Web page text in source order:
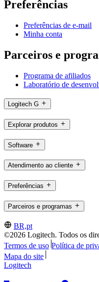
Preferências
Preferências de e-mail
Minha conta
Parceiros e
Programa de afiliados
Laboratório de
Logitech G
Explorar produtos
Software
Atendimento ao cliente
Preferências
Parceiros e programas
BR,pt
©2026 Logitech. Todos os
Termos de uso Política de
Mapa do site
Logitech